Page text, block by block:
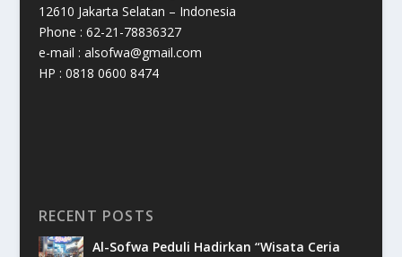
12610 Jakarta Selatan – Indonesia
Phone : 62-21-78836327
e-mail : alsofwa@gmail.com
HP : 0818 0600 8474
RECENT POSTS
Al-Sofwa Peduli Hadirkan “Wisata Ceria